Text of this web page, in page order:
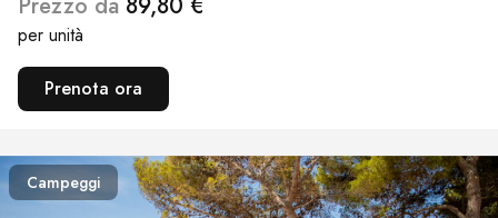
per unità
Prenota ora
Campeggi